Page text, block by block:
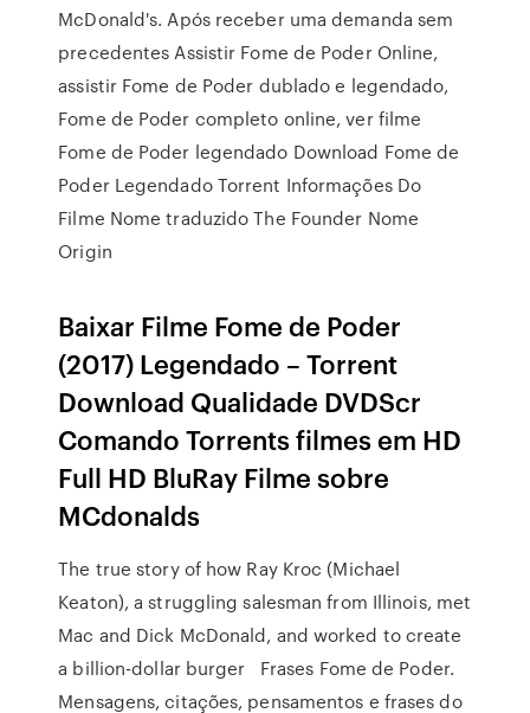
McDonald's. Após receber uma demanda sem
precedentes Assistir Fome de Poder Online,
assistir Fome de Poder dublado e legendado,
Fome de Poder completo online, ver filme
Fome de Poder legendado Download Fome de
Poder Legendado Torrent Informações Do
Filme Nome traduzido The Founder Nome
Origin
Baixar Filme Fome de Poder
(2017) Legendado – Torrent
Download Qualidade DVDScr
Comando Torrents filmes em HD
Full HD BluRay Filme sobre
MCdonalds
The true story of how Ray Kroc (Michael
Keaton), a struggling salesman from Illinois, met
Mac and Dick McDonald, and worked to create
a billion-dollar burger Frases Fome de Poder.
Mensagens, citações, pensamentos e frases do